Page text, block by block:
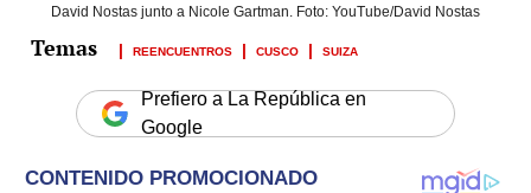
David Nostas junto a Nicole Gartman. Foto: YouTube/David Nostas
REENCUENTROS CUSCO SUIZA
Prefiero a La República en
Google